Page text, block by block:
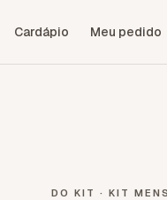
Cardápio Meu pedido
DO KIT ·KIT